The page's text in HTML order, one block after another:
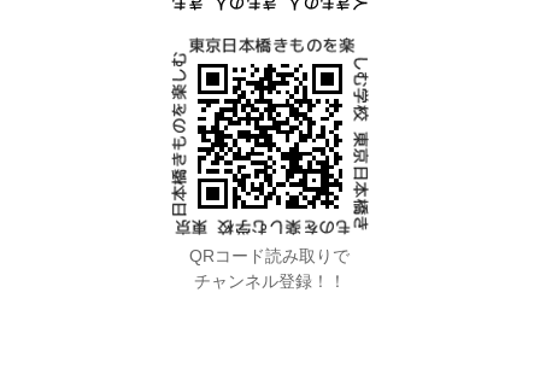
QRコード読み取りで
チャンネル登録！！